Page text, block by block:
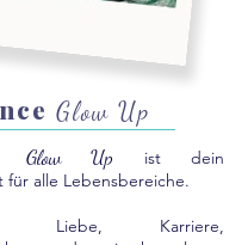
Glow Up
Glow Up ist dein
alle Lebensbereiche.
Liebe, Karriere,